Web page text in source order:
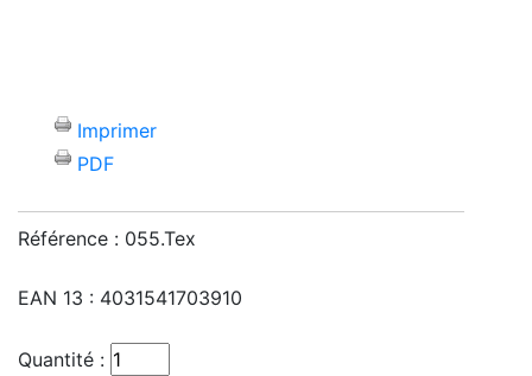
Imprimer
PDF
Référence : 055.Tex
EAN 13 : 4031541703910
Quantité :